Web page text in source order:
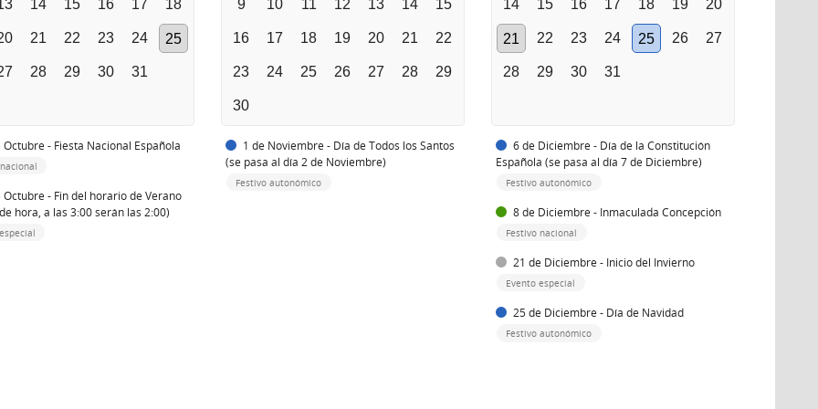
14 15 16 17 18
21 22 23 24 25
28 29 30 31
Octubre - Fiesta Nacional Española
Octubre - Fin del horario de Verano
hora, a las 3:00 serán las 2:00)
9 10 11 12 13 14 15
16 17 18 19 20 21 22
23 24 25 26 27 28 29
30
1 de Noviembre - Día de Todos los Santos
(se pasa al día 2 de Noviembre)
Festivo autonómico
14 15 16 17 18 19 20
21 22 23 24 25 26 27
28 29 30 31
6 de Diciembre - Día de la Constitución
Española (se pasa al día 7 de Diciembre)
Festivo autonómico
8 de Diciembre - Inmaculada Concepción
Festivo nacional
21 de Diciembre - Inicio del Invierno
Evento especial
25 de Diciembre - Día de Navidad
Festivo autonómico